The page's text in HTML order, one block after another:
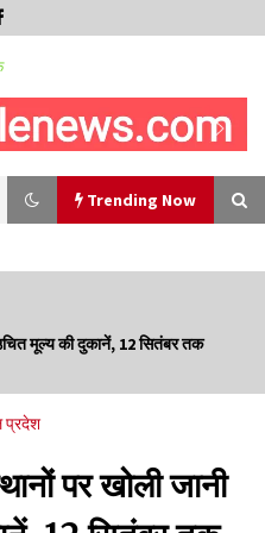
Trending Now
जाएगा राज्यस्तरीय स्वतंत्रता दिवस समारोह, CM
मूल्य की दुकानें, 12 सितंबर तक
प्रदेश
पर खोली जानी